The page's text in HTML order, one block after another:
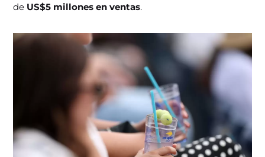
de US$5 millones en ventas.